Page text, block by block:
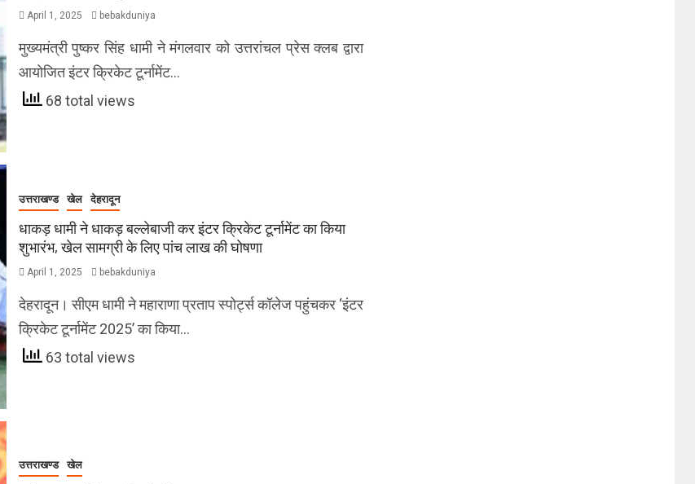
April 1, 2025 bebakduniya
मुख्यमंत्री पुष्कर सिंह धामी ने मंगलवार को उत्तरांचल प्रेस क्लब द्वारा
आयोजित इंटर क्रिकेट टूर्नामेंट…
68 total views
उत्तराखण्ड खेल देहरादून
धाकड़ धामी ने धाकड़ बल्लेबाजी कर इंटर क्रिकेट टूर्नामेंट का किया
शुभारंभ, खेल सामग्री के लिए पांच लाख की घोषणा
April 1, 2025 bebakduniya
देहरादून। सीएम धामी ने महाराणा प्रताप स्पोर्ट्स कॉलेज पहुंचकर ‘इंटर
क्रिकेट टूर्नामेंट 2025’ का किया…
63 total views
उत्तराखण्ड खेल